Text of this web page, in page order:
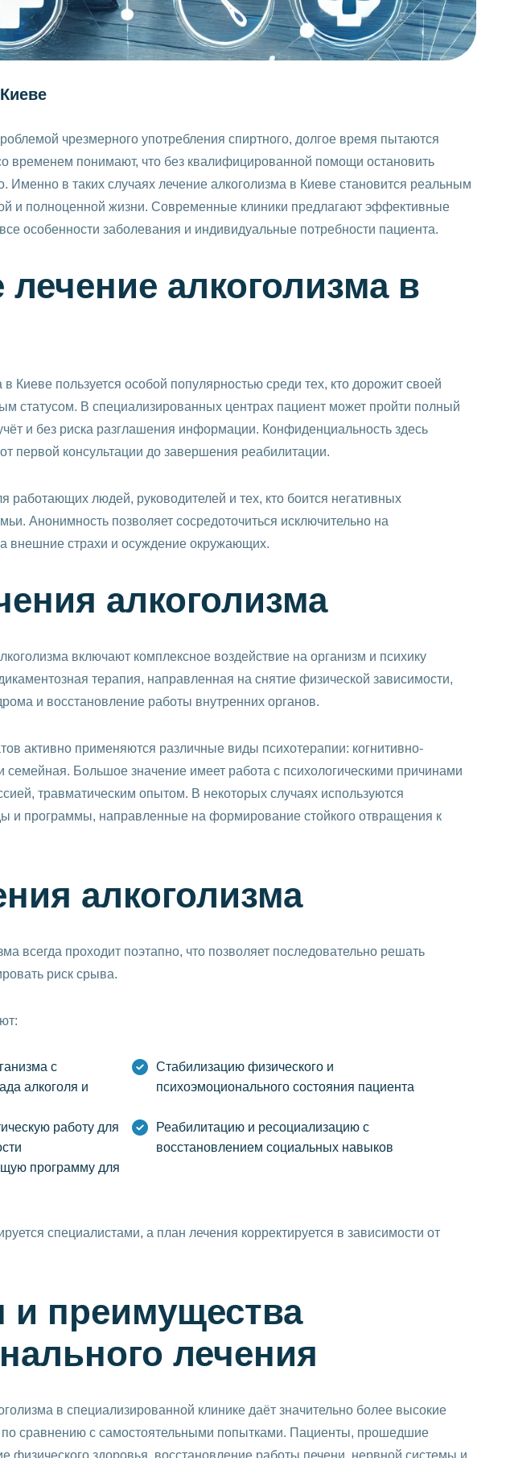
чрезмерного употребления спиртного, долгое время пытаются
временем понимают, что без квалифицированной помощи остановить
Именно в таких случаях лечение алкоголизма в Киеве становится реальным
и полноценной жизни. Современные клиники предлагают эффективные
особенности заболевания и индивидуальные потребности пациента.
алкоголизма в
Киеве пользуется особой популярностью среди тех, кто дорожит своей
статусом. В специализированных центрах пациент может пройти полный
и без риска разглашения информации. Конфиденциальность здесь
первой консультации до завершения реабилитации.
работающих людей, руководителей и тех, кто боится негативных
Анонимность позволяет сосредоточиться исключительно на
внешние страхи и осуждение окружающих.
алкоголизма
включают комплексное воздействие на организм и психику
терапия, направленная на снятие физической зависимости,
и восстановление работы внутренних органов.
активно применяются различные виды психотерапии: когнитивно-
семейная. Большое значение имеет работа с психологическими причинами
травматическим опытом. В некоторых случаях используются
и программы, направленные на формирование стойкого отвращения к
алкоголизма
всегда проходит поэтапно, что позволяет последовательно решать
риск срыва.
с
алкоголя и
Стабилизацию физического и
психоэмоционального состояния пациента
работу для
Реабилитацию и ресоциализацию с
восстановлением социальных навыков
программу для
специалистами, а план лечения корректируется в зависимости от
и преимущества
лечения
в специализированной клинике даёт значительно более высокие
сравнению с самостоятельными попытками. Пациенты, прошедшие
физического здоровья, восстановление работы печени, нервной системы и